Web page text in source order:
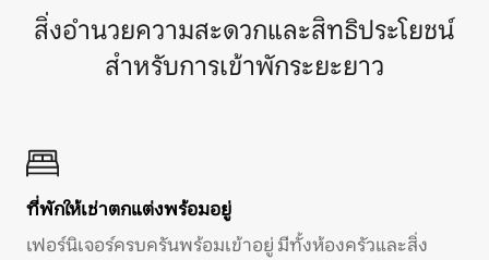
สิ่งอำนวยความสะดวกและสิทธิประโยชน์
สำหรับการเข้าพักระยะยาว
ที่พักให้เช่าตกแต่งพร้อมอยู่
เฟอร์นิเจอร์ครบครันพร้อมเข้าอยู่ มีทั้งห้องครัวและสิ่ง